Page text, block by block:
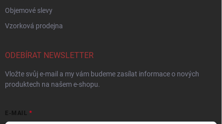
Objemové slevy
Vzorková prodejna
ODEBÍRAT NEWSLETTER
Vložte svůj e-mail a my vám budeme zasílat informace o nových
produktech na našem e-shopu.
E-MAIL